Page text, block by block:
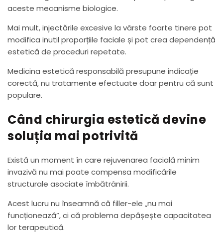
aceste mecanisme biologice.
Mai mult, injectările excesive la vârste foarte tinere pot
modifica inutil proporțiile faciale și pot crea dependență
estetică de proceduri repetate.
Medicina estetică responsabilă presupune indicație
corectă, nu tratamente efectuate doar pentru că sunt
populare.
Când chirurgia estetică devine
soluția mai potrivită
Există un moment în care rejuvenarea facială minim
invazivă nu mai poate compensa modificările
structurale asociate îmbătrânirii.
Acest lucru nu înseamnă că filler-ele „nu mai
funcționează”, ci că problema depășește capacitatea
lor terapeutică.